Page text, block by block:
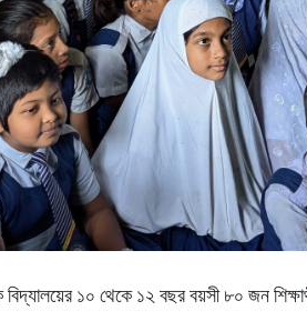
১০ থেকে ১২ বছর বয়সী ৮০ জন